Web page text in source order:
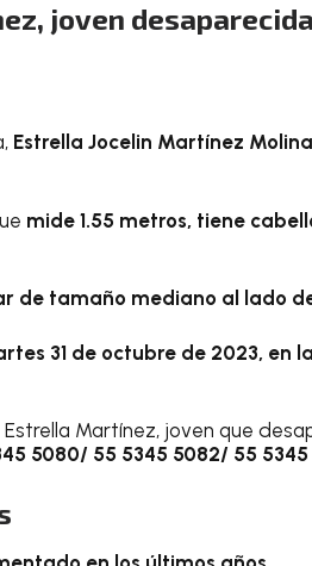
joven
Estrella Jocelin Martínez
mide 1.55 metros, tiene
de tamaño mediano al lado
31 de octubre de 2023, en
Martínez, joven que
5080/ 55 5345 5082/ 55 5345